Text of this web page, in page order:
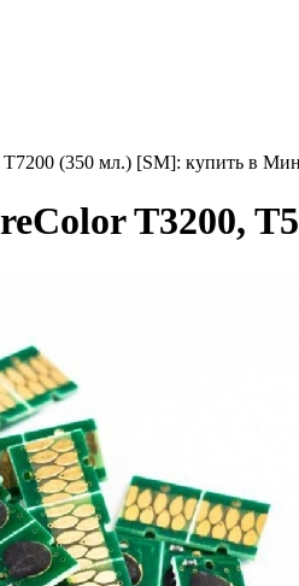
(350 мл.) [SM]: купить в
T3200,